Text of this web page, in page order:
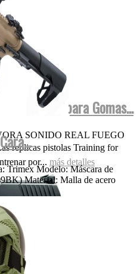
Dispara Gomas...
SONIDO REAL FUEGO
replicas pistolas Training for
por... más detalles
Trimex Modelo: Máscara de
Material: Malla de acero